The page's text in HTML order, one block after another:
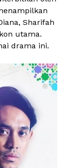
Sharifah
utama.
drama ini.